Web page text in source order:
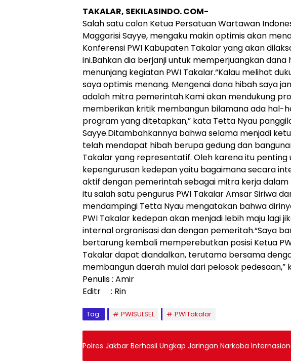
TAKALAR, SEKILASINDO. COM-
Salah satu calon Ketua Persatuan Wartawan
Maggarisi Sayye, mengaku makin optimis akan
Konferensi PWI Kabupaten Takalar yang akan
ini.Bahkan dia berjanji untuk memperjuangkan
menunjang kegiatan PWI Takalar.“Kalau melihat
saya optimis menang. Mengenai dana hibah saya
adalah mitra pemerintah.Kami akan mendukung
memberikan kritik membangun bilamana ada hal-
program yang ditetapkan,” kata Tetta Nyau
Sayye.Ditambahkannya bahwa selama menjadi
telah mendapat hibah berupa gedung dan
Takalar yang representatif. Oleh karena itu penting
kepengurusan kedepan yaitu bagaimana secara
aktif dengan pemerintah sebagai mitra kerja
itu salah satu pengurus PWI Takalar Amsar Siriwa
mendampingi Tetta Nyau mengatakan bahwa
PWI Takalar kedepan akan menjadi lebih maju lagi
internal orgranisasi dan dengan pemeritah.“Saya
bertarung kembali memperebutkan posisi Ketua
Takalar dapat diandalkan, terutama bersama
membangun daerah mulai dari pelosok pedesaan,”
Penulis : Amir
Editr : Rin
Tag: PWISULSEL PWITakalar
Polres Jakbar Berhasil Ungkap Jaringan Narkoba